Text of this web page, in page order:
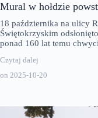
Mural w hołdzie
on 2025-10-20
18 października na ulicy
Świętokrzyskim
ponad 160 lat temu
Czytaj dalej